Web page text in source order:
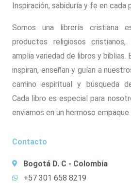
Inspiración, sabiduría y fe en cada
Somos una librería cristiana
productos religiosos cristianos,
amplia variedad de libros y biblias.
inspiran, enseñan y guían a
camino espiritual y búsqueda
Cada libro es especial para
enviamos en un hermoso
Contacto
Bogotá D. C - Colombia
+57 301 658 8219